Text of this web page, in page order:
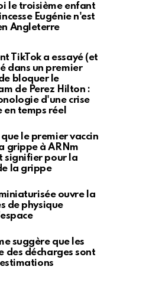
le troisième enfant
Eugénie n'est
Angleterre
TikTok a essayé (et
dans un premier
bloquer le
de Perez Hilton :
d'une crise
en temps réel
que le premier vaccin
grippe à ARNm
signifier pour la
la grippe
ouvre la
de physique
suggère que les
des décharges sont